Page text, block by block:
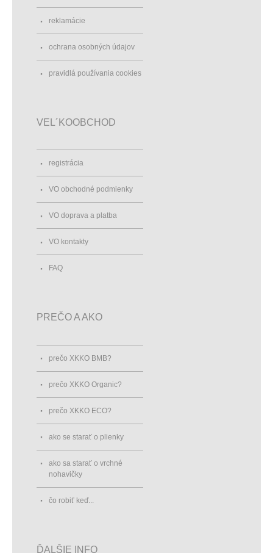
reklamácie
ochrana osobných údajov
pravidlá používania cookies
VEL´KOOBCHOD
registrácia
VO obchodné podmienky
VO doprava a platba
VO kontakty
FAQ
PREČO A AKO
prečo XKKO BMB?
prečo XKKO Organic?
prečo XKKO ECO?
ako se starať o plienky
ako sa starať o vrchné
nohavičky
čo robiť keď...
ĎALŠIE INFO